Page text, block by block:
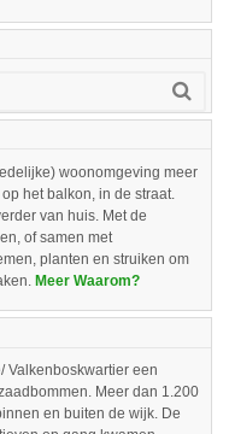
woonomgeving meer
het balkon, in de straat.
van huis. Met de
of samen met
planten en struiken om
Meer Waarom?
Valkenboskwartier een
Meer dan 1.200
en buiten de wijk. De